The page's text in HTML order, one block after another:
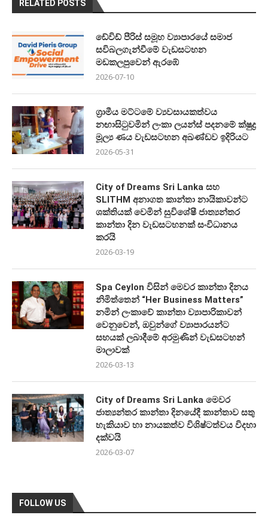
RELATED POSTS
ඩේවිඩ් පීරිස් සමූහ ව්‍යාපාරයේ සමාජ
සවිබලගැන්වීමේ වැඩසටහන
මඩකලපුවෙන් ඇරඹේ
2026-07-10
ග්‍රාමීය මට්ටමේ ව්‍යවසායකත්වය
නඟාසිටුවමින් ලංකා ලයන්ස් පදනමේ ක්ෂුද්‍ර
මූල්‍ය ණය වැඩසටහන අඛණ්ඩව ඉදිරියට
2026-05-31
City of Dreams Sri Lanka සහ
SLITHM අනාගත කාන්තා නායිකාවන්ට
ශක්තියක් වෙමින් සුවිශේෂී ජාත්‍යන්තර
කාන්තා දින වැඩසටහනක් සංවිධානය
කරයි
2026-03-19
Spa Ceylon විසින් මෙවර කාන්තා දිනය
නිමිත්තෙන් “Her Business Matters”
නමින් ලංකාවේ කාන්තා ව්‍යාපාරිකාවන්
වෙනුවෙන්, ඔවුන්ගේ ව්‍යාපාරයන්ට
සහයක් ලබාදීමේ අරමුණින් වැඩසටහන්
මාලාවක්
2026-03-13
City of Dreams Sri Lanka මෙවර
ජාත්‍යන්තර කාන්තා දිනයේදී කාන්තාව සතු
හැකියාව හා නායකත්ව විශිෂ්ටත්වය විදහා
දක්වයි
2026-03-07
FOLLOW US